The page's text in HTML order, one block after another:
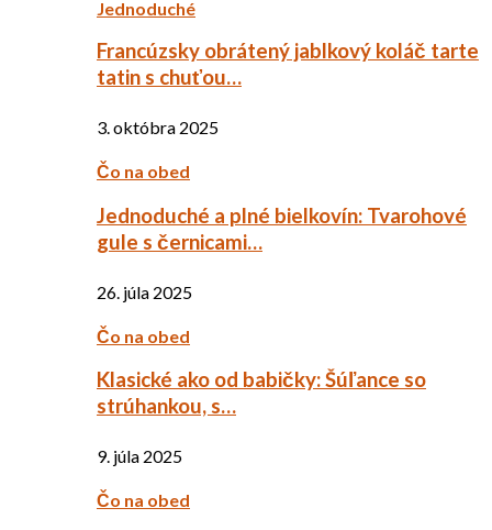
Jednoduché
Francúzsky obrátený jablkový koláč tarte
tatin s chuťou…
3. októbra 2025
Čo na obed
Jednoduché a plné bielkovín: Tvarohové
gule s černicami…
26. júla 2025
Čo na obed
Klasické ako od babičky: Šúľance so
strúhankou, s…
9. júla 2025
Čo na obed